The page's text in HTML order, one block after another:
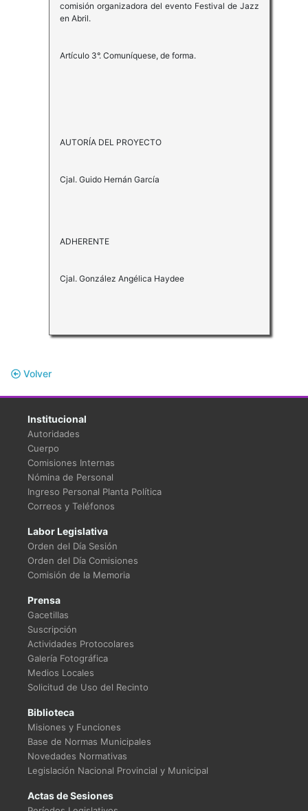
comisión organizadora del evento Festival de Jazz
en Abril.
Artículo 3°. Comuníquese, de forma.
AUTORÍA DEL PROYECTO
Cjal. Guido Hernán García
ADHERENTE
Cjal. González Angélica Haydee
Volver
Institucional
Autoridades
Cuerpo
Comisiones Internas
Nómina de Personal
Ingreso Personal Planta Política
Correos y Teléfonos
Labor Legislativa
Orden del Día Sesión
Orden del Día Comisiones
Comisión de la Memoria
Prensa
Gacetillas
Suscripción
Actividades Protocolares
Galería Fotográfica
Medios Locales
Solicitud de Uso del Recinto
Biblioteca
Misiones y Funciones
Base de Normas Municipales
Novedades Normativas
Legislación Nacional Provincial y Municipal
Actas de Sesiones